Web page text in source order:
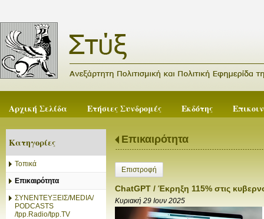
Αρχική Σελίδα Ετήσιες Συνδρομές Εκδότης
Κατηγορίες
Τοπικά
Επικαιρότητα
ΣΥΝΕΝΤΕΥΞΕΙΣ/MEDIA/
PODCASTS
/tpp.Radio/tpp.TV
Επικαιρότητα
Επιστροφή
ChatGPT / Έκρηξη 115% στις
Κυριακή 29 Ιουν 2025